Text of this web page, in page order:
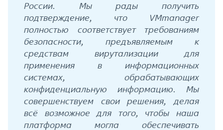
России. Мы рады получить
подтверждение, что VMmanager
полностью соответствует требованиям
безопасности, предъявляемым к
средствам вирутализации для
применения в информационных
системах, обрабатывающих
конфиденциальную информацию. Мы
совершенствуем свои решения, делая
всё возможное для того, чтобы наша
платформа могла обеспечивать